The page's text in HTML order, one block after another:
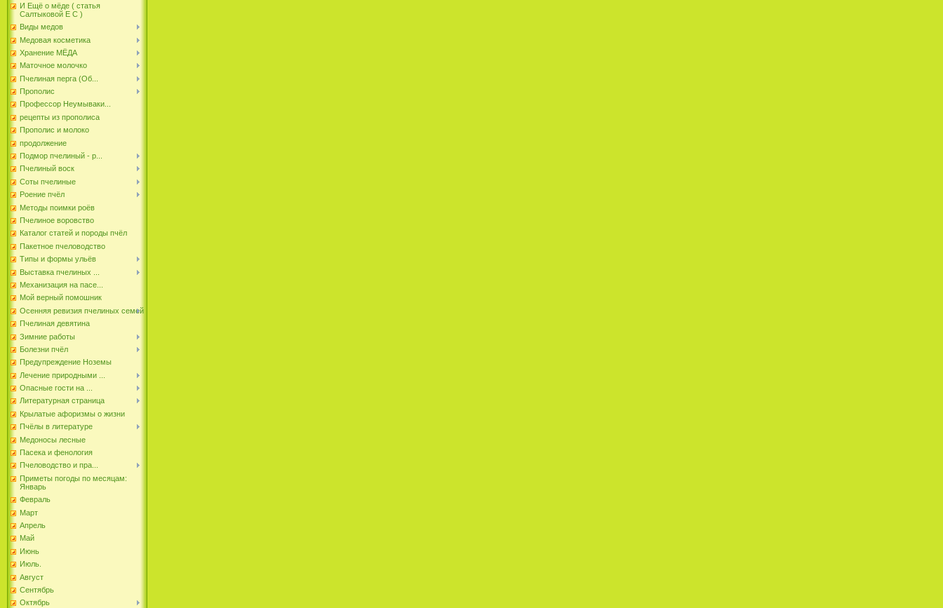
И Ещё о мёде ( статья
Салтыковой Е С )
Виды медов
Медовая косметика
Хранение МЁДА
Маточное молочко
Пчелиная перга (Об...
Прополис
Профессор Неумываки...
рецепты из прополиса
Прополис и молоко
продолжение
Подмор пчелиный - р...
Пчелиный воск
Соты пчелиные
Роение пчёл
Методы поимки роёв
Пчелиное воровство
Каталог статей и породы пчёл
Пакетное пчеловодство
Типы и формы ульёв
Выставка пчелиных ...
Механизация на пасе...
Мой верный помошник
Осенняя ревизия пчелиных семей
Пчелиная девятина
Зимние работы
Болезни пчёл
Предупреждение Ноземы
Лечение природными ...
Опасные гости на ...
Литературная страница
Крылатые афоризмы о жизни
Пчёлы в литературе
Медоносы лесные
Пасека и фенология
Пчеловодство и пра...
Приметы погоды по месяцам:
Январь
Февраль
Март
Апрель
Май
Июнь
Июль.
Август
Сентябрь
Октябрь